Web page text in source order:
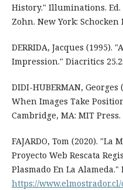
History." Illuminations.
Zohn. New York: Schocken
DERRIDA, Jacques (1995).
Impression." Diacritics
DIDI-HUBERMAN,
When Images Take
Cambridge, MA: MIT Press.
FAJARDO, Tom (2020). "La
Proyecto Web Rescata
Plasmado En La Alameda."
https://